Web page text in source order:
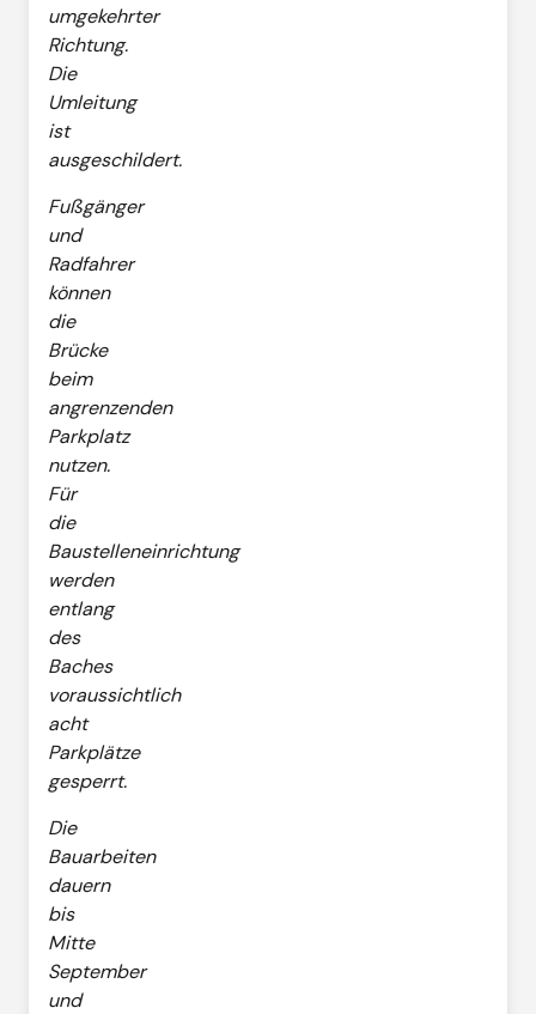
umgekehrter
Richtung.
Die
Umleitung
ist
ausgeschildert.
Fußgänger
und
Radfahrer
können
die
Brücke
beim
angrenzenden
Parkplatz
nutzen.
Für
die
Baustelleneinrichtung
werden
entlang
des
Baches
voraussichtlich
acht
Parkplätze
gesperrt.
Die
Bauarbeiten
dauern
bis
Mitte
September
und